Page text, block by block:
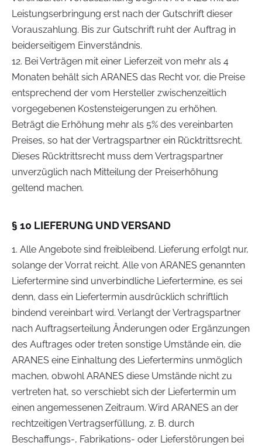
Leistungserbringung erst nach der Gutschrift dieser
Vorauszahlung. Bis zur Gutschrift ruht der Auftrag in
beiderseitigem Einverständnis.
12. Bei Verträgen mit einer Lieferzeit von mehr als 4
Monaten behält sich ARANES das Recht vor, die Preise
entsprechend der vom Hersteller zwischenzeitlich
vorgegebenen Kostensteigerungen zu erhöhen.
Beträgt die Erhöhung mehr als 5% des vereinbarten
Preises, so hat der Vertragspartner ein Rücktrittsrecht.
Dieses Rücktrittsrecht muss dem Vertragspartner
unverzüglich nach Mitteilung der Preiserhöhung
geltend machen.
§ 10 LIEFERUNG UND VERSAND
1. Alle Angebote sind freibleibend. Lieferung erfolgt nur,
solange der Vorrat reicht. Alle von ARANES genannten
Liefertermine sind unverbindliche Liefertermine, es sei
denn, dass ein Liefertermin ausdrücklich schriftlich
bindend vereinbart wird. Verlangt der Vertragspartner
nach Auftragserteilung Änderungen oder Ergänzungen
des Auftrages oder treten sonstige Umstände ein, die
ARANES eine Einhaltung des Liefertermins unmöglich
machen, obwohl ARANES diese Umstände nicht zu
vertreten hat, so verschiebt sich der Liefertermin um
einen angemessenen Zeitraum. Wird ARANES an der
rechtzeitigen Vertragserfüllung, z. B. durch
Beschaffungs-, Fabrikations- oder Lieferstörungen bei